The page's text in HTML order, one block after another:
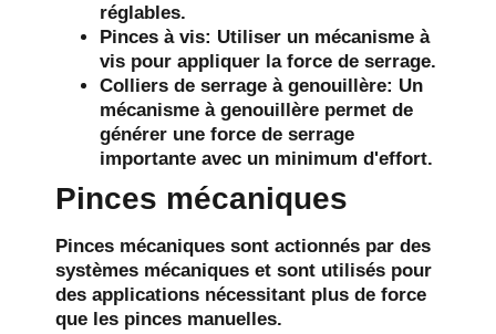
réglables.
Pinces à vis: Utiliser un mécanisme à
vis pour appliquer la force de serrage.
Colliers de serrage à genouillère: Un
mécanisme à genouillère permet de
générer une force de serrage
importante avec un minimum d'effort.
Pinces mécaniques
Pinces mécaniques sont actionnés par des
systèmes mécaniques et sont utilisés pour
des applications nécessitant plus de force
que les pinces manuelles.